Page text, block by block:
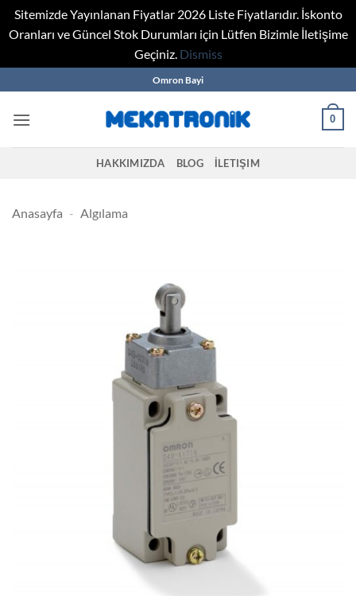
Sitemizde Yayınlanan Fiyatlar 2026 Liste Fiyatlarıdır. İskonto
Oranları ve Güncel Stok Durumları için Lütfen Bizimle İletişime
Geçiniz. Dismiss
to
content
Omron Bayi
0
HAKKIMIZDA BLOG İLETIŞIM
Anasayfa - Algılama